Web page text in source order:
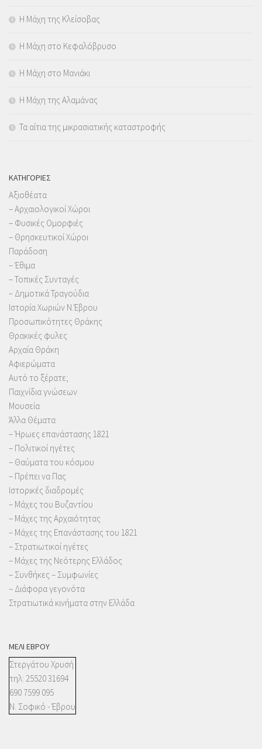
Η Μάχη της Κλείσοβας
Η Μάχη στο Κεφαλόβρυσο
Η Μάχη στο Μανιάκι
Η Μάχη της Αλαμάνας
Τα αίτια της μικρασιατικής καταστροφής
KΑΤΗΓΟΡΊΕΣ
Αξιοθέατα
– Αρχαιολογικοί Χώροι
– Φυσικές Ομορφιές
– Θρησκευτικοί Χώροι
Παράδοση
– Έθιμα
– Τοπικές Συνταγές
– Δημοτικά Τραγούδια
Ιστορία Χωριών Ν.Έβρου
Προσωπικότητες Θράκης
Θρακικές φυλες
Αρχαία Θράκη
Αφιερώματα
Αυτό το ξέρατε;
Παιχνίδια γνώσεων
Μουσεία
Άλλα Θέματα
– Ήρωες επανάστασης 1821
– Πολιτικοί ηγέτες
– Θαύματα του κόσμου
– Πρέπει να Πας
Ιστορικές διαδρομές
– Μάχες του Βυζαντίου
– Μάχες της Αρχαιότητας
– Μάχες της Επανάστασης του 1821
– Στρατιωτικοί ηγέτες
– Μάχες της Νεότερης Ελλάδος
– Συνθήκες – Συμφωνίες
– Διάφορα γεγονότα
Στρατιωτικά κινήματα στην Ελλάδα
ΜΈΛΙ ΈΒΡΟΥ
Στεργάτου Χρυσή
τηλ: 25520 31694
690 7599 095
Ν. Σοφικό - Έβρου